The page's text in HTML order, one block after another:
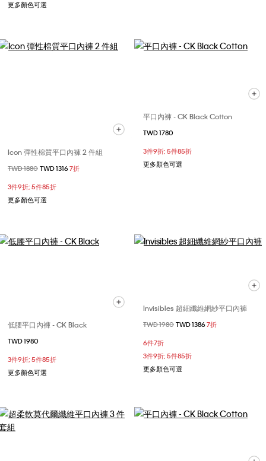
更多顏色可選
Icon 彈性棉質平口內褲 2 件組
價格扣減從
TWD 1880 至
TWD 13167折
3件9折; 5件85折
更多顏色可選
平口內褲 - CK Black Cotton
TWD 1780
3件9折; 5件85折
更多顏色可選
低腰平口內褲 - CK Black
TWD 1980
3件9折; 5件85折
更多顏色可選
Invisibles 超細纖維網紗平口內褲
價格扣減從
TWD 1980 至
TWD 13867折
6件7折
3件9折; 5件85折
更多顏色可選